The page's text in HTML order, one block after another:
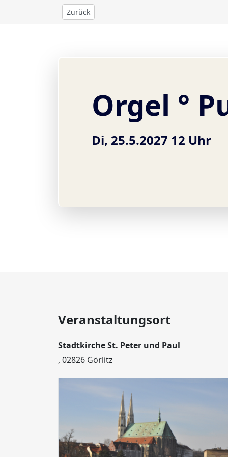
Zurück
Orgel °
Di, 25.5.2027 12 Uhr
Veranstaltungsort
Stadtkirche St. Peter und Paul
, 02826 Görlitz